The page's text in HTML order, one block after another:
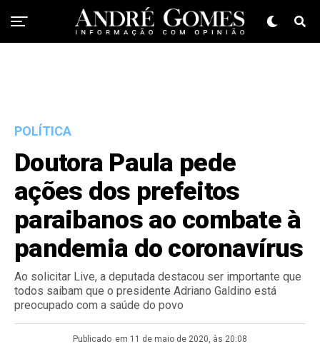
POLÍTICA
Doutora Paula pede
ações dos prefeitos
paraibanos ao combate à
pandemia do coronavírus
Ao solicitar Live, a deputada destacou ser importante que
todos saibam que o presidente Adriano Galdino está
preocupado com a saúde do povo
Publicado em 11 de maio de 2020, às 20:08